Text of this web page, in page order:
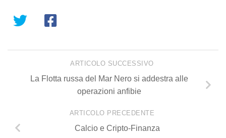
ARTICOLO SUCCESSIVO
La Flotta russa del Mar Nero si addestra alle
operazioni anfibie
ARTICOLO PRECEDENTE
Calcio e Cripto-Finanza